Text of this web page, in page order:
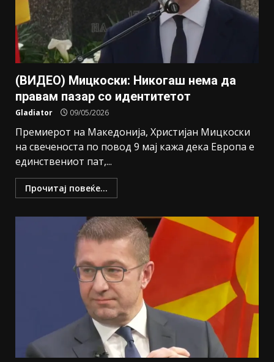
(ВИДЕО) Мицкоски: Никогаш нема да
правам пазар со идентитетот
Gladiator 09/05/2026
Премиерот на Македонија, Христијан Мицкоски
на свеченоста по повод 9 мај кажа дека Европа е
единствениот пат,...
Прочитај повеќе...